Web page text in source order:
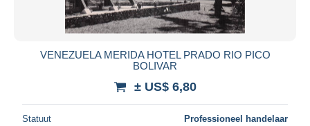
VENEZUELA MERIDA HOTEL PRADO RIO PICO
BOLIVAR
± US$ 6,80
Statuut Professioneel handelaar